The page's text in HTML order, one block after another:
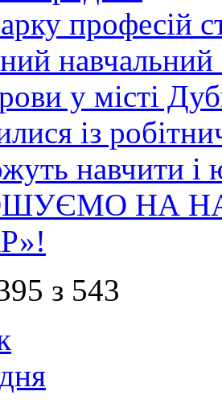
професій
навчальний
у місті
із
навчити і
НА
з 543